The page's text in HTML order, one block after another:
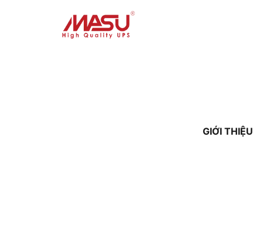
GIỚI THIỆU